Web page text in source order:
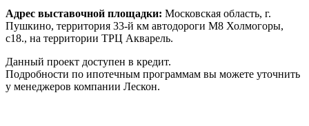
Адрес выставочной площадки: Московская область, г.
Пушкино, территория 33-й км автодороги М8 Холмогоры,
с18., на территории ТРЦ Акварель.
Данный проект доступен в кредит.
Подробности по ипотечным программам вы можете уточнить
у менеджеров компании Лескон.